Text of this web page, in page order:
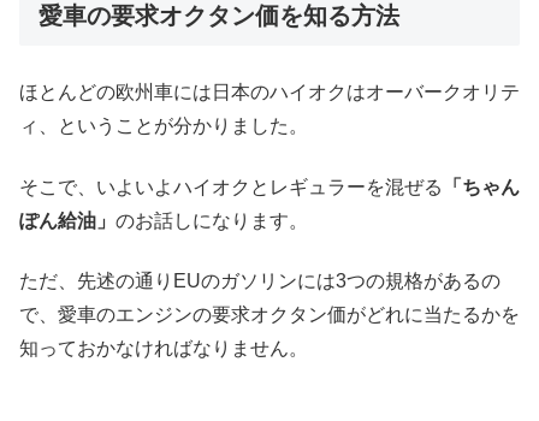
愛車の要求オクタン価を知る方法
ほとんどの欧州車には日本のハイオクはオーバークオリテ
ィ、ということが分かりました。
そこで、いよいよハイオクとレギュラーを混ぜる
「ちゃん
ぽん給油」 のお話しになります。
ただ、先述の通りEUのガソリンには3つの規格があるの
で、愛車のエンジンの要求オクタン価がどれに当たるかを
知っておかなければなりません。